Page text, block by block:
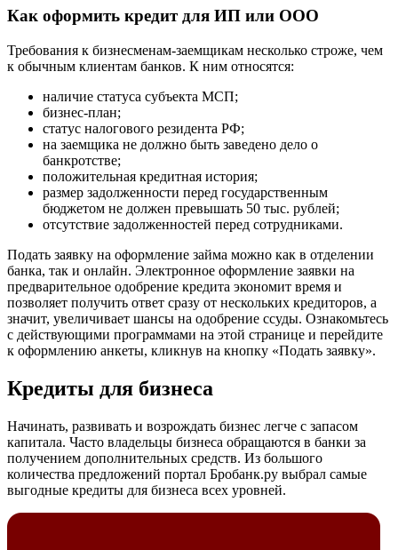
Как оформить кредит для ИП или ООО
Требования к бизнесменам-заемщикам несколько строже, чем
к обычным клиентам банков. К ним относятся:
наличие статуса субъекта МСП;
бизнес-план;
статус налогового резидента РФ;
на заемщика не должно быть заведено дело о
банкротстве;
положительная кредитная история;
размер задолженности перед государственным
бюджетом не должен превышать 50 тыс. рублей;
отсутствие задолженностей перед сотрудниками.
Подать заявку на оформление займа можно как в отделении
банка, так и онлайн. Электронное оформление заявки на
предварительное одобрение кредита экономит время и
позволяет получить ответ сразу от нескольких кредиторов, а
значит, увеличивает шансы на одобрение ссуды. Ознакомьтесь
с действующими программами на этой странице и перейдите
к оформлению анкеты, кликнув на кнопку «Подать заявку».
Кредиты для бизнеса
Начинать, развивать и возрождать бизнес легче с запасом
капитала. Часто владельцы бизнеса обращаются в банки за
получением дополнительных средств. Из большого
количества предложений портал Бробанк.ру выбрал самые
выгодные кредиты для бизнеса всех уровней.